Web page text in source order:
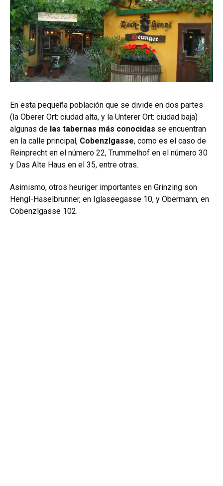
En esta pequeña población que se divide en dos partes
(la Oberer Ort: ciudad alta, y la Unterer Ort: ciudad baja)
algunas de las tabernas más conocidas se encuentran
en la calle principal, Cobenzlgasse, como es el caso de
Reinprecht en el número 22, Trummelhof en el número 30
y Das Alte Haus en el 35, entre otras.
Asimismo, otros heuriger importantes en Grinzing son
Hengl-Haselbrunner, en Iglaseegasse 10, y Obermann, en
Cobenzlgasse 102.